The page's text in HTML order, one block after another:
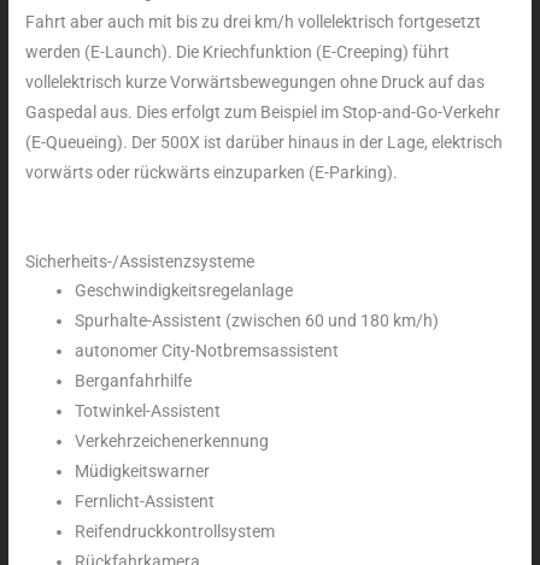
Fahrt aber auch mit bis zu drei km/h vollelektrisch fortgesetzt
werden (E-Launch). Die Kriechfunktion (E-Creeping) führt
vollelektrisch kurze Vorwärtsbewegungen ohne Druck auf das
Gaspedal aus. Dies erfolgt zum Beispiel im Stop-and-Go-Verkehr
(E-Queueing). Der 500X ist darüber hinaus in der Lage, elektrisch
vorwärts oder rückwärts einzuparken (E-Parking).
Sicherheits-/Assistenzsysteme
Geschwindigkeitsregelanlage
Spurhalte-Assistent (zwischen 60 und 180 km/h)
autonomer City-Notbremsassistent
Berganfahrhilfe
Totwinkel-Assistent
Verkehrzeichenerkennung
Müdigkeitswarner
Fernlicht-Assistent
Reifendruckkontrollsystem